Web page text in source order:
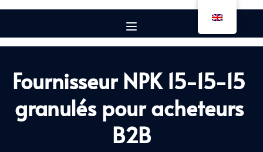
Fournisseur NPK 15-15-15
granulés pour acheteurs
B2B